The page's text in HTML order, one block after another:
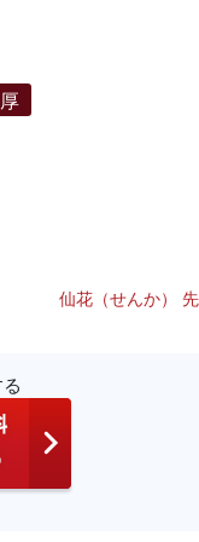
仙花（せんか）